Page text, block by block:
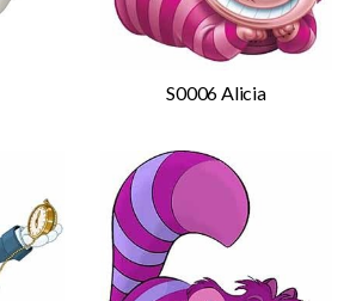
S0006 Alicia